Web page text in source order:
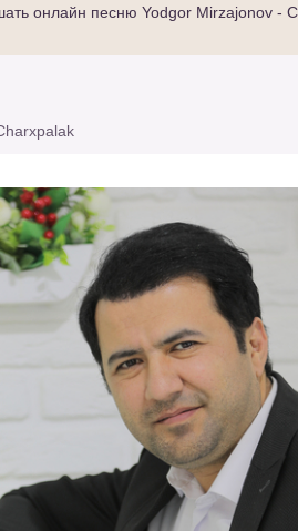
онлайн песню Yodgor Mirzajonov -